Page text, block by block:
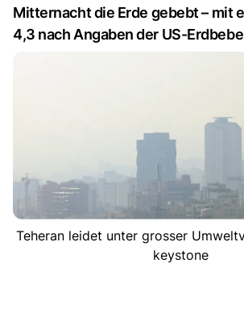
Mitternacht die Erde gebebt – mit
4,3 nach Angaben der US-
Teheran leidet unter grosser
keystone